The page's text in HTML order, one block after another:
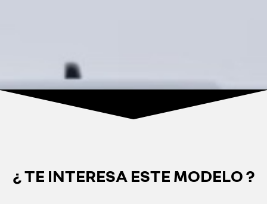
¿ TE INTERESA ESTE MODELO ?